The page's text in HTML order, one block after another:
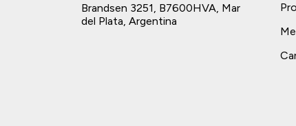
Brandsen 3251, B7600HVA, Mar
del Plata, Argentina